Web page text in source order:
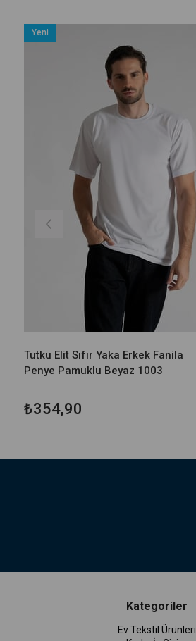
Tutku Elit Sıfır Yaka Erkek Fanila
Penye Pamuklu Beyaz 1003
₺354,90
Yeni
Kategoriler
Ev Tekstil Ürünleri